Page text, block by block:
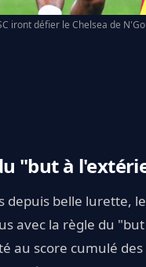
iront défier le Chelsea de
"but à
depuis belle lurette,
avec la règle du
au score cumulé